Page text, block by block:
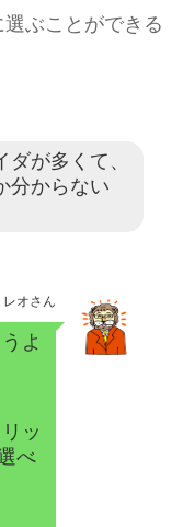
ぶことができる
ダが多くて、
分からない
レオさん
よ
ッ
べ